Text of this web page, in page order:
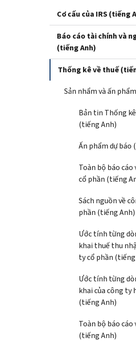
Cơ cấu của IRS (tiếng
Báo cáo tài chính và
(tiếng Anh)
Thống kê về thuế
Sản nhẩm và ấn
Bản tin Thống
(tiếng Anh)
Ấn phẩm dự báo
Toàn bộ báo cáo
cổ phần (tiếng
Sách nguồn về
phần (tiếng Anh)
Ước tính từng
khai thuế thu
ty cổ phần
Ước tính từng
khai của công ty
(tiếng Anh)
Toàn bộ báo cáo
(tiếng Anh)